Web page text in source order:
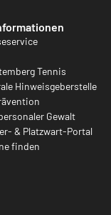
Tennis
Hinweisgeberstelle
Gewalt
& Platzwart-Portal
finden